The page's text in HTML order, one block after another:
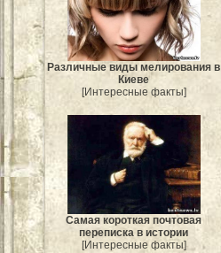
Различные виды мелирования в
Киеве
[Интересные факты]
Самая короткая почтовая
переписка в истории
[Интересные факты]